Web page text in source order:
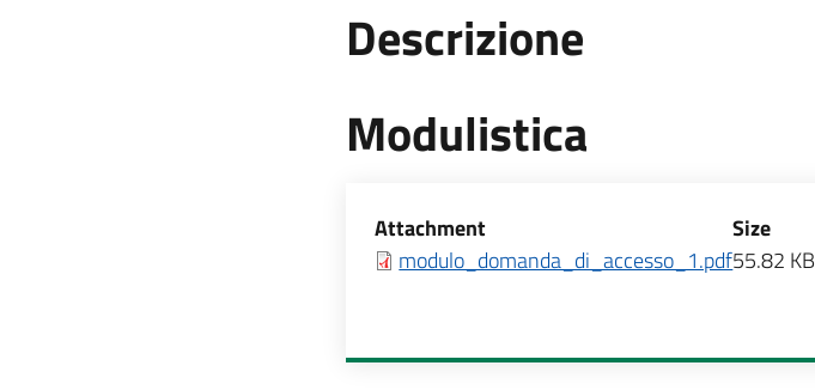
Descrizione
Modulistica
Allegati
Attachment
Size
modulo_domanda_di_accesso_1.pdf55.82 KB